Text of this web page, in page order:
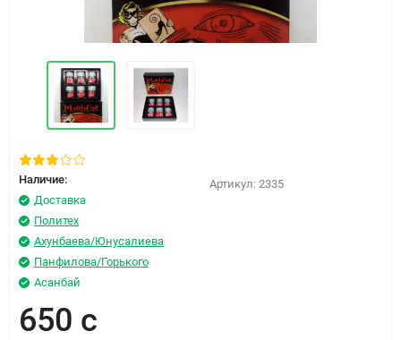
Наличие:
Доставка
Политех
Ахунбаева/Юнусалиева
Панфилова/Горького
Асанбай
Артикул: 2335
650 с